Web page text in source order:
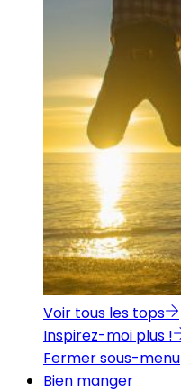
Voir tous les tops
Inspirez-moi plus !
Fermer sous-menu
Bien manger